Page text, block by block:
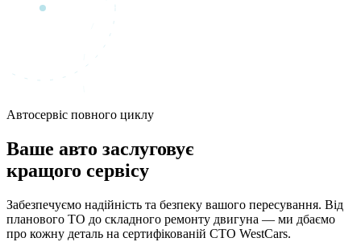
Автосервіс повного циклу
Ваше авто заслуговує
кращого сервісу
Забезпечуємо надійність та безпеку вашого пересування. Від
планового ТО до складного ремонту двигуна — ми дбаємо
про кожну деталь на сертифікованій СТО WestCars.